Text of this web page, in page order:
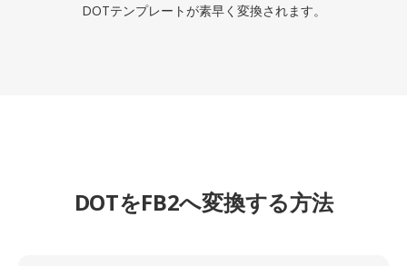
DOTテンプレートが素早く変換されます。
DOTをFB2へ変換する方法